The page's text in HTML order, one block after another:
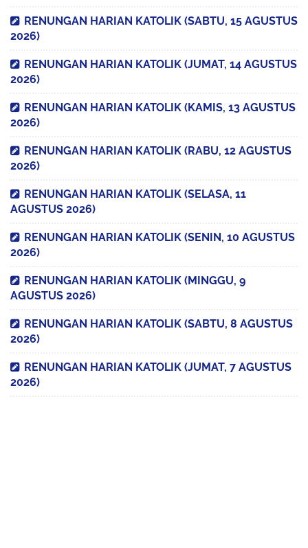
RENUNGAN HARIAN KATOLIK (SABTU, 15 AGUSTUS
2026)
RENUNGAN HARIAN KATOLIK (JUMAT, 14 AGUSTUS
2026)
RENUNGAN HARIAN KATOLIK (KAMIS, 13 AGUSTUS
2026)
RENUNGAN HARIAN KATOLIK (RABU, 12 AGUSTUS
2026)
RENUNGAN HARIAN KATOLIK (SELASA, 11
AGUSTUS 2026)
RENUNGAN HARIAN KATOLIK (SENIN, 10 AGUSTUS
2026)
RENUNGAN HARIAN KATOLIK (MINGGU, 9
AGUSTUS 2026)
RENUNGAN HARIAN KATOLIK (SABTU, 8 AGUSTUS
2026)
RENUNGAN HARIAN KATOLIK (JUMAT, 7 AGUSTUS
2026)